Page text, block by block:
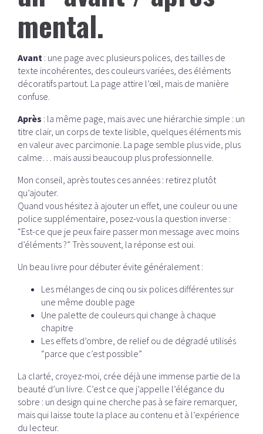
mental.
Avant : une page avec plusieurs polices, des tailles de
texte incohérentes, des couleurs variées, des éléments
décoratifs partout. La page attire l’œil, mais de manière
confuse.
Après : la même page, mais avec une hiérarchie simple : un
titre clair, un corps de texte lisible, quelques éléments mis
en valeur avec parcimonie. La page semble plus vide, plus
calme… mais aussi beaucoup plus professionnelle.
Mon conseil, après toutes ces années : retirez plutôt
qu’ajouter.
Quand vous hésitez à ajouter un effet, une couleur ou une
police supplémentaire, posez-vous la question inverse :
“Est-ce que je peux faire passer mon message avec moins
d’éléments ?” Très souvent, la réponse est oui.
Un beau livre pour débuter évite généralement :
Les mélanges de cinq ou six polices différentes sur
une même double page
Une palette de couleurs qui change à chaque
chapitre
Les effets d’ombre, de relief ou de dégradé utilisés
“parce que c’est possible”
La clarté, croyez-moi, crée déjà une immense partie de la
beauté d’un livre. C’est ce que j’appelle l’élégance du
sobre : un design qui ne cherche pas à se faire remarquer,
mais qui laisse toute la place au contenu et à l’expérience
du lecteur.